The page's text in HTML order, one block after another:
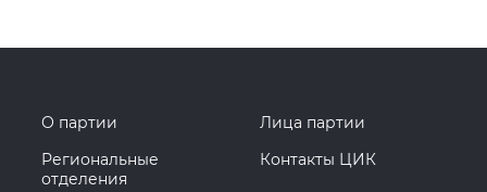
О партии
Лица партии
Региональные
отделения
Контакты ЦИК